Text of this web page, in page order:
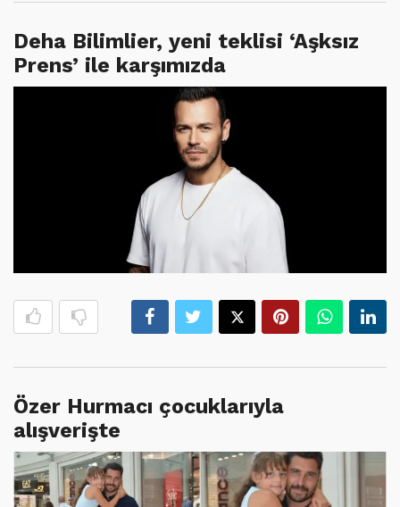
Deha Bilimlier, yeni teklisi ‘Aşksız
Prens’ ile karşımızda
Özer Hurmacı çocuklarıyla
alışverişte